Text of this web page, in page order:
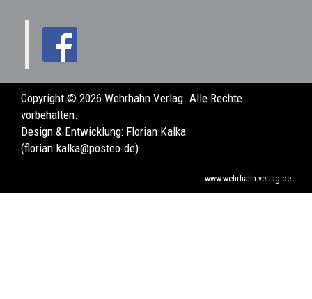
Copyright © 2026 Wehrhahn Verlag. Alle Rechte
vorbehalten.
Design & Entwicklung: Florian Kalka
(florian.kalka@posteo.de)
www.wehrhahn-verlag.de